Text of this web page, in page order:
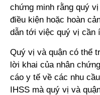
chứng minh rằng quý
điều kiện hoặc hoàn
dẫn tới việc quý vị cần
Quý vị và quận có thể
lời khai của nhân
cáo y tế về các nhu
IHSS mà quý vị và